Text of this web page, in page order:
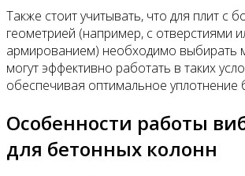
Также стоит учитывать, что для плит с
геометрией (например, с отверстиями
армированием) необходимо выбирать
могут эффективно работать в таких
обеспечивая оптимальное уплотнение
Особенности работы
для бетонных колонн